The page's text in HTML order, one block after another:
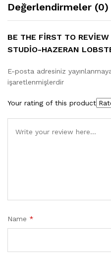
Değerlendirmeler (0)
BE THE FIRST TO
STUDIO-HAZERAN
E-posta adresiniz
işaretlenmişlerdir
Your rating of this product
Name *